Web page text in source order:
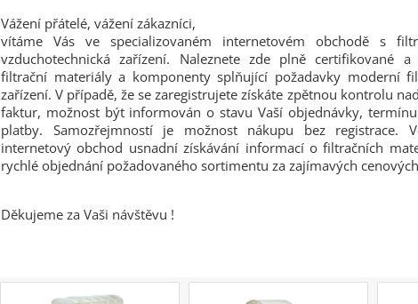
Vážení přátelé, vážení zákazníci,
vítáme Vás ve specializovaném internetovém obchodě s
vzduchotechnická zařízení. Naleznete zde plně certifikované a
filtrační materiály a komponenty splňující požadavky moderní
zařízení. V případě, že se zaregistrujete získáte zpětnou kontrolu
faktur, možnost být informován o stavu Vaší objednávky,
platby. Samozřejmností je možnost nákupu bez registrace.
internetový obchod usnadní získávání informací o filtračních
rychlé objednání požadovaného sortimentu za zajímavých
Děkujeme za Vaši návštěvu !